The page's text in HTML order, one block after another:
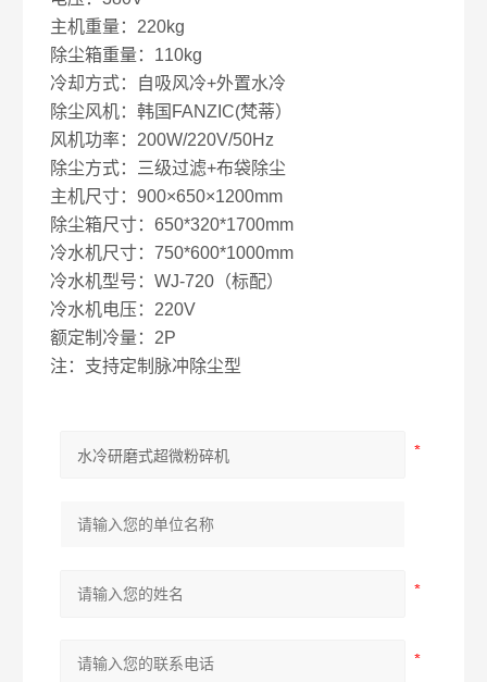
主机重量：220kg
除尘箱重量：110kg
冷却方式：自吸风冷+外置水冷
除尘风机：韩国FANZIC(梵蒂）
风机功率：200W/220V/50Hz
除尘方式：三级过滤+布袋除尘
主机尺寸：900×650×1200mm
除尘箱尺寸：650*320*1700mm
冷水机尺寸：750*600*1000mm
冷水机型号：WJ-720（标配）
冷水机电压：220V
额定制冷量：2P
注：支持定制脉冲除尘型